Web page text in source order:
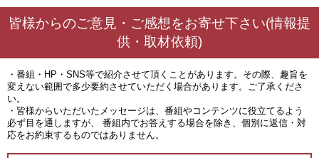
皆様からのご意見・ご感想をお寄せ下さい(情報提
供・取材依頼)
・番組・HP・SNS等で紹介させて頂くことがあります。その際、趣旨を
変えない範囲で多少要約させていただく場合があります。ご了承くださ
い。
・皆様からいただいたメッセージは、番組やコンテンツに役立てるよう
必ず目を通しますが、 番組内でお答えする場合を除き、個別に返信・対
応をお約束するものではありません。